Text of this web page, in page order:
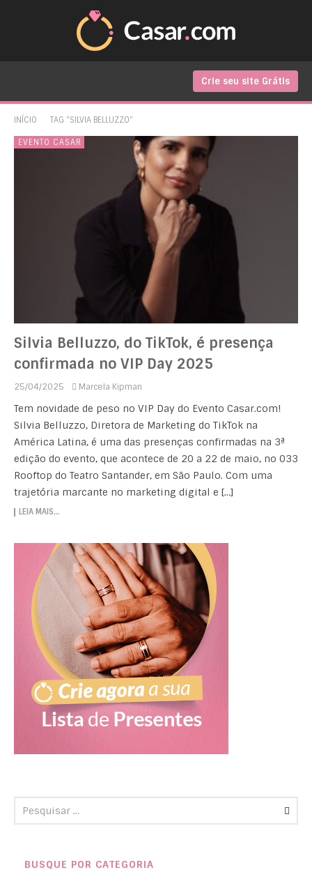
Crie seu site Grátis
INÍCIO TAG "SILVIA BELLUZZO"
EVENTO CASAR
Silvia Belluzzo, do TikTok, é presença
confirmada no VIP Day 2025
25/04/2025 Marcela Kipman
Tem novidade de peso no VIP Day do Evento Casar.com!
Silvia Belluzzo, Diretora de Marketing do TikTok na
América Latina, é uma das presenças confirmadas na 3ª
edição do evento, que acontece de 20 a 22 de maio, no 033
Rooftop do Teatro Santander, em São Paulo. Com uma
trajetória marcante no marketing digital e […]
LEIA MAIS…
BUSQUE POR CATEGORIA